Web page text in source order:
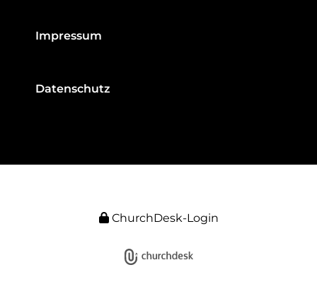
Impressum
Datenschutz
ChurchDesk-Login